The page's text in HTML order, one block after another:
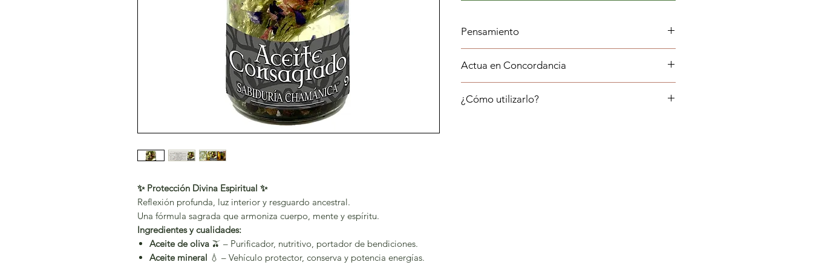
✨ Protección Divina Espiritual ✨
Reflexión profunda, luz interior y resguardo ancestral.
Una fórmula sagrada que armoniza cuerpo, mente y espíritu.
Ingredientes y cualidades:
Aceite de oliva 🫒 – Purificador, nutritivo, portador de bendiciones.
Aceite mineral 💧 – Vehículo protector, conserva y potencia energías.
Pensamiento
Actua en Concordancia
meditando y dedicandole un minuto a conectarte
¿Cómo utilizarlo?